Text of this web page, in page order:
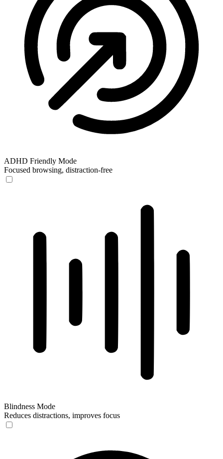
ADHD Friendly Mode
Focused browsing, distraction-free
Blindness Mode
Reduces distractions, improves focus